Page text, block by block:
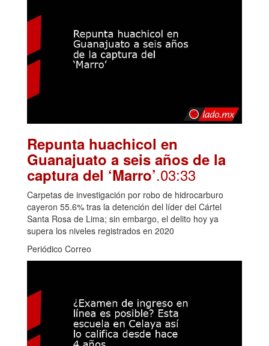
Repunta huachicol en
Guanajuato a seis años de la
captura del ‘Marro’.03:33
Carpetas de investigación por robo de hidrocarburo
cayeron 55.6% tras la detención del líder del Cártel
Santa Rosa de Lima; sin embargo, el delito hoy ya
supera los niveles registrados en 2020
Periódico Correo